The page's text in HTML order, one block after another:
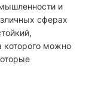
и
сферах
которого можно